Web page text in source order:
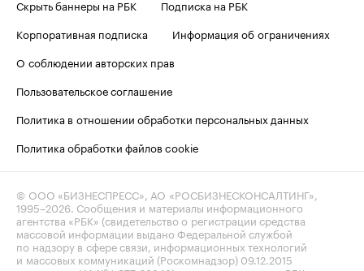
Скрыть баннеры на РБК
Подписка на РБК
Корпоративная подписка
Информация об ограничениях
О соблюдении авторских прав
Пользовательское соглашение
Политика в отношении обработки персональных данных
Политика обработки файлов cookie
© ООО «БИЗНЕСПРЕСС», АО «РОСБИЗНЕСКОНСАЛТИНГ»,
1995–2026 . Сообщения и материалы информационного
агентства «РБК» (свидетельство о регистрации средства
массовой информации выдано Федеральной службой
по надзору в сфере связи, информационных технологий
и массовых коммуникаций (Роскомнадзор) 09.12.2015